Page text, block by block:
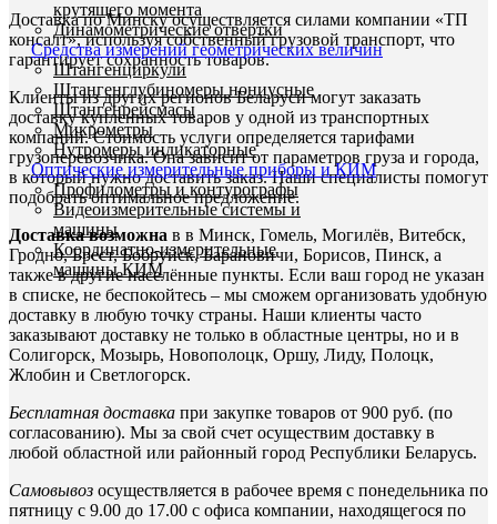
крутящего момента
Динамометрические отвертки
Средства измерений геометрических величин
Штангенциркули
Штангенглубиномеры нониусные
Штангенрейсмасы
Микрометры
Нутромеры индикаторные
Оптические измерительные приборы и КИМ
Профилометры и контурографы
Видеоизмерительные системы и
машины
Координатно-измерительные
машины КИМ
Доставка по Минску осуществляется силами компании «ТП
консалт», используя собственный грузовой транспорт, что
гарантирует сохранность товаров.
Клиенты из других регионов Беларуси могут заказать
доставку купленных товаров у одной из транспортных
компаний. Стоимость услуги определяется тарифами
грузоперевозчика. Она зависит от параметров груза и города,
в который нужно доставить заказ. Наши специалисты помогут
подобрать оптимальное предложение.
Доставка возможна в в Минск, Гомель, Могилёв, Витебск,
Гродно, Брест, Бобруйск, Барановичи, Борисов, Пинск, а
также в другие населённые пункты. Если ваш город не указан
в списке, не беспокойтесь – мы сможем организовать удобную
доставку в любую точку страны. Наши клиенты часто
заказывают доставку не только в областные центры, но и в
Солигорск, Мозырь, Новополоцк, Оршу, Лиду, Полоцк,
Жлобин и Светлогорск.
Бесплатная доставка при закупке товаров от 900 руб. (по
согласованию). Мы за свой счет осуществим доставку в
любой областной или районный город Республики Беларусь.
Самовывоз осуществляется в рабочее время с понедельника по
пятницу с 9.00 до 17.00 с офиса компании, находящегося по